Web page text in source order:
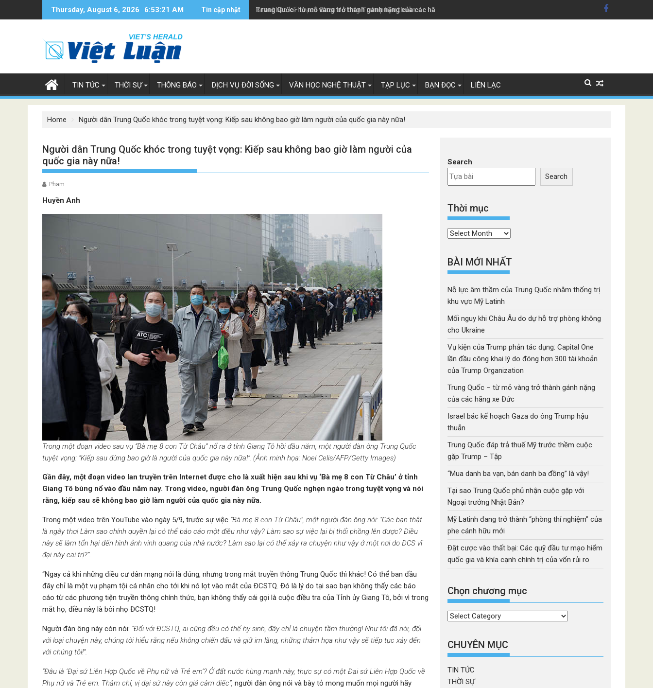
Thursday, August 6, 2026 6:53:23 AM Tin cập nhật Trung Quốc - từ mỏ vàng trở thành gánh nặng của các hãng xe Đức
Israel bác kế hoạch Gaza do ông Trump hậu thuẫn
TIN TỨC THỜI SỰ THÔNG BÁO DỊCH VỤ ĐỜI SỐNG VĂN HỌC NGHỆ THUẬT TẠP LỤC BẠN ĐỌC LIÊN LẠC
Home Người dân Trung Quốc khóc trong tuyệt vọng: Kiếp sau không bao giờ làm người của quốc gia này nữa!
Người dân Trung Quốc khóc trong tuyệt vọng: Kiếp sau không bao giờ làm người của
quốc gia này nữa!
Pham
Huyền Anh
Trong một đoạn video sau vụ “Bà mẹ 8 con Từ Châu” nổ ra ở tỉnh Giang Tô hồi đầu năm, một người đàn ông Trung Quốc
tuyệt vọng: “Kiếp sau đừng bao giờ là người của quốc gia này nữa!”. (Ảnh minh họa: Noel Celis/AFP/Getty Images)
Gần đây, một đoạn video lan truyền trên Internet được cho là xuất hiện sau khi vụ ‘Bà mẹ 8 con Từ Châu’ ở tỉnh
Giang Tô bùng nổ vào đầu năm nay. Trong video, người đàn ông Trung Quốc nghẹn ngào trong tuyệt vọng và nói
rằng, kiếp sau sẽ không bao giờ làm người của quốc gia này nữa.
Trong một video trên YouTube vào ngày 5/9, trước sự việc “Bà mẹ 8 con Từ Châu”, một người đàn ông nói: “Các bạn thật
là ngây thơ! Làm sao chính quyền lại có thể báo cáo một điều như vậy? Làm sao sự việc lại bị thổi phồng lên được? Điều
này sẽ làm tổn hại đến hình ảnh vinh quang của nhà nước? Làm sao lại có thể xảy ra chuyện như vậy ở một nơi do ĐCS vĩ
đại này cai trị?”.
“Ngay cả khi những điều cư dân mạng nói là đúng, nhưng trong mắt truyền thông Trung Quốc thì khác! Có thể ban đầu
đây chỉ là một vụ phạm tội cá nhân cho tới khi nó lọt vào mắt của ĐCSTQ. Đó là lý do tại sao bạn không thấy các báo
cáo từ các phương tiện truyền thông chính thức, bạn không thấy cái gọi là cuộc điều tra của Tỉnh ủy Giang Tô, bởi vì trong
mắt họ, điều này là bôi nhọ ĐCSTQ!
Người đàn ông này còn nói: “Đối với ĐCSTQ, ai cũng đều có thể hy sinh, đây chỉ là chuyện tầm thường! Như tôi đã nói, đối
với loại chuyện này, chúng tôi hiểu rằng nếu không chiến đấu và giữ im lặng, những thảm họa như vậy sẽ tiếp tục xảy đến
với chúng tôi!”.
“Đâu là ‘Đại sứ Liên Hợp Quốc về Phụ nữ và Trẻ em’? Ở đất nước hùng mạnh này, thực sự có một Đại sứ Liên Hợp Quốc về
Phụ nữ và Trẻ em. Thậm chí, vị đại sứ này còn giả câm điếc”, người đàn ông nói và bày tỏ mong muốn mọi người hãy
Search
Search
Thời mục
Thời
BÀI MỚI NHẤT
Nỗ lực âm thầm của Trung Quốc nhằm thống trị
khu vực Mỹ Latinh
Mối nguy khi Châu Âu do dự hỗ trợ phòng không
cho Ukraine
Vụ kiện của Trump phản tác dụng: Capital One
lần đầu công khai lý do đóng hơn 300 tài khoản
của Trump Organization
Trung Quốc – từ mỏ vàng trở thành gánh nặng
của các hãng xe Đức
Israel bác kế hoạch Gaza do ông Trump hậu
thuẫn
Trung Quốc đáp trả thuế Mỹ trước thềm cuộc
gặp Trump – Tập
“Mua danh ba vạn, bán danh ba đồng” là vậy!
Tại sao Trung Quốc phủ nhận cuộc gặp với
Ngoại trưởng Nhật Bản?
Mỹ Latinh đang trở thành “phòng thí nghiệm” của
phe cánh hữu mới
Đặt cược vào thất bại: Các quỹ đầu tư mạo hiểm
quốc gia và khía cạnh chính trị của vốn rủi ro
Chọn chương mục
Chọn
mục
CHUYÊN MỤC
TIN TỨC
THỜI SỰ